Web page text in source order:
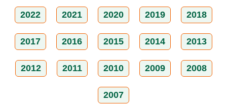
2022 2021 2020 2019 2018
2017 2016 2015 2014 2013
2012 2011 2010 2009 2008
2007